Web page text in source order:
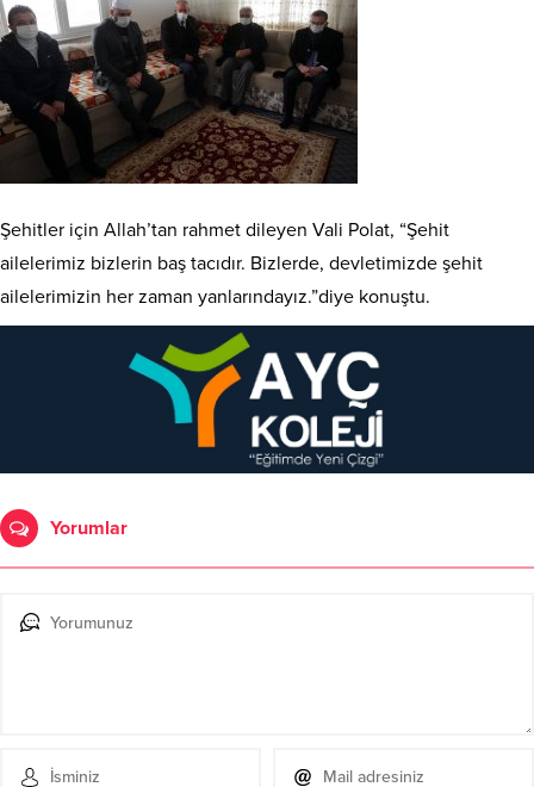
Şehitler için Allah’tan rahmet dileyen Vali Polat, “Şehit
ailelerimiz bizlerin baş tacıdır. Bizlerde, devletimizde şehit
ailelerimizin her zaman yanlarındayız.”diye konuştu.
Yorumlar